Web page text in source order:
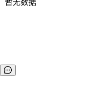
暂无数据